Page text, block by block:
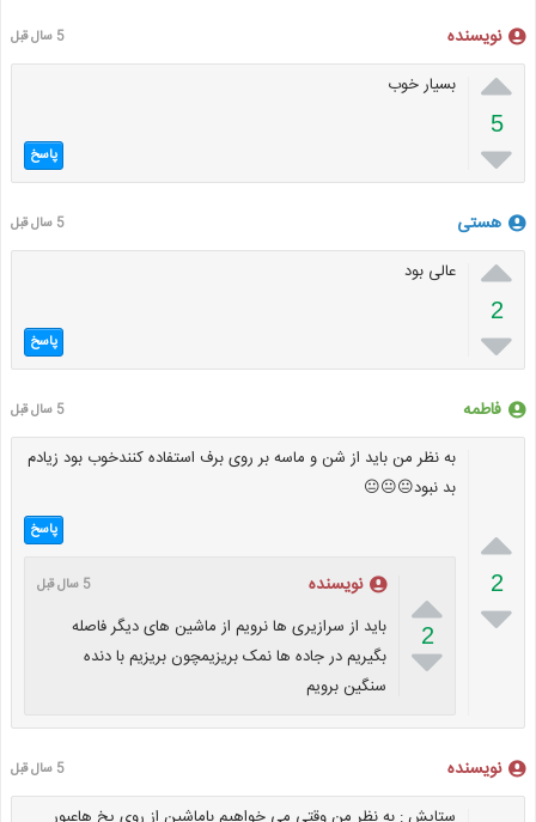
نویسنده 5 سال قبل

5

بسیار خوب
پاسخ
هستی 5 سال قبل

2

عالی بود
پاسخ
فاطمه 5 سال قبل

2

به نظر من باید از شن و ماسه بر روی برف استفاده کنندخوب بود زیادم
بد نبود😐😐😐
پاسخ

2

نویسنده 5 سال قبل
باید از سرازیری ها نرویم از ماشین های دیگر فاصله
بگیریم در جاده ها نمک بریزیمچون بریزیم با دنده
سنگین برویم
نویسنده 5 سال قبل